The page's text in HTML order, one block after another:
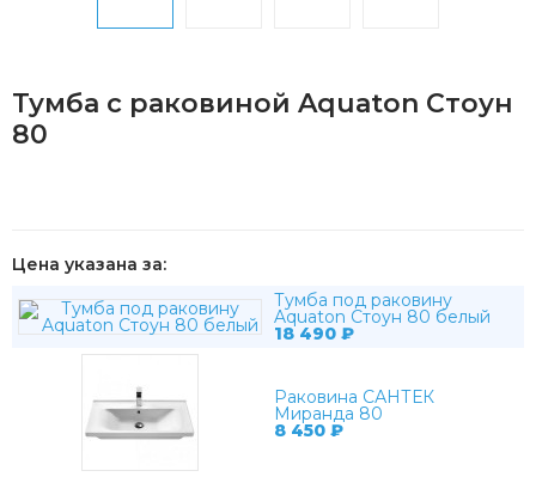
Тумба с раковиной Aquaton Стоун
80
Цена указана за:
Тумба под раковину
Aquaton Стоун 80 белый
18 490 ₽
Раковина САНТЕК
Миранда 80
8 450 ₽